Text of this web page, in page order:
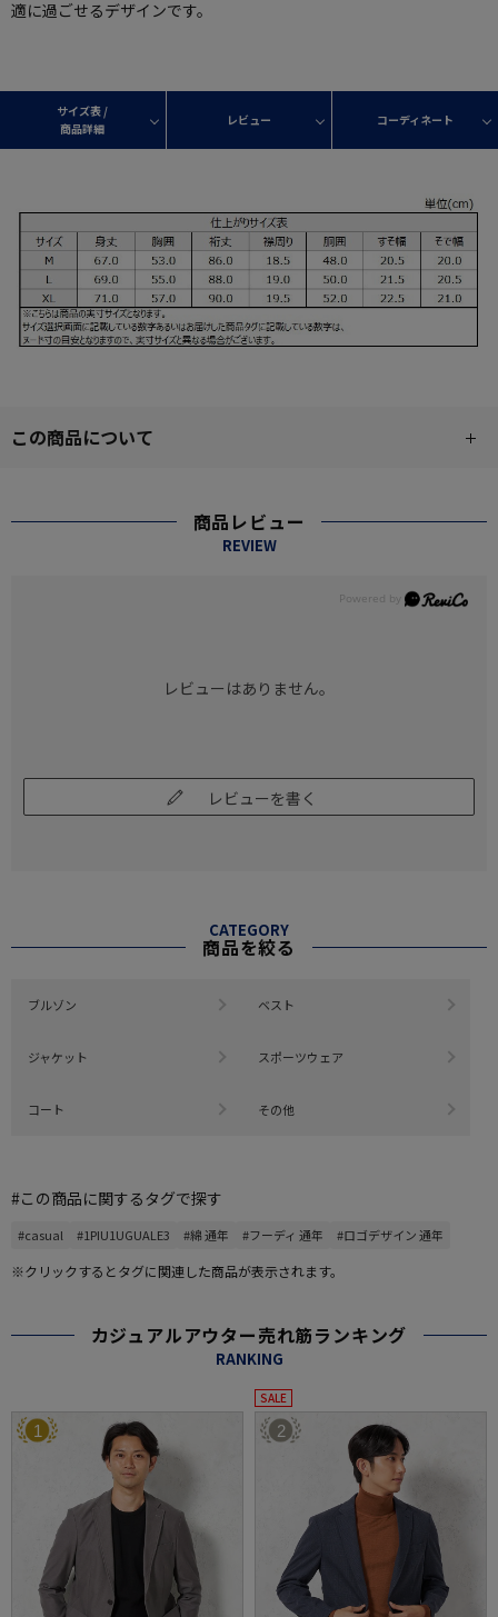
適に過ごせるデザインです。
サイズ表 /
商品詳細
レビュー コーディネート
この商品について
商品レビュー
REVIEW
レビューはありません。
レビューを書く
CATEGORY
商品を絞る
ブルゾン ベスト
ジャケット スポーツウェア
コート その他
#この商品に関するタグで探す
#casual #1PIU1UGUALE3 #綿 通年 #フーディ 通年 #ロゴデザイン 通年
※クリックするとタグに関連した商品が表示されます。
カジュアルアウター売れ筋ランキング
RANKING
1
SALE
2